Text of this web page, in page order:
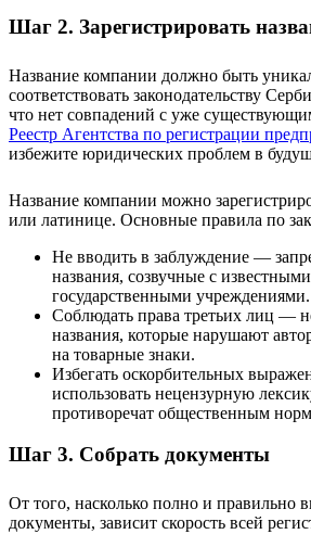
Шаг 2. Зарегистрировать
Название компании должно быть
соответствовать законодательству
что нет совпадений с уже
Реестр Агентства по регистрации
избежите юридических проблем в
Название компании можно
или латинице. Основные правила по
Не вводить в заблуждение —
названия, созвучные с
государственными учреждениями.
Соблюдать права третьих лиц —
названия, которые нарушают
на товарные знаки.
Избегать оскорбительных
использовать нецензурную
противоречат общественным
Шаг 3. Собрать документы
От того, насколько полно и правильно
документы, зависит скорость всей